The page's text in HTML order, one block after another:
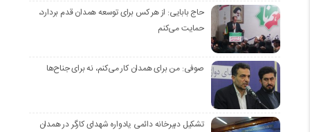
حاج بابایی: از هر کس برای توسعه همدان قدم بردارد،
حمایت می‌کنم
صوفی: من برای همدان کار می‌کنم، نه برای جناح‌ها
تشکیل دبیرخانه دائمی یادواره شهدای کارگر در همدان